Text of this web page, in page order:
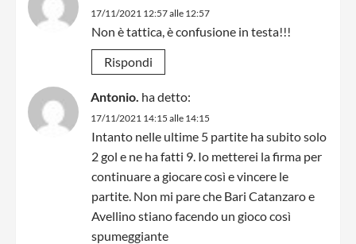
17/11/2021 12:57 alle 12:57
Non è tattica, è confusione in testa!!!
Rispondi
Antonio. ha detto:
17/11/2021 14:15 alle 14:15
Intanto nelle ultime 5 partite ha subito solo
2 gol e ne ha fatti 9. Io metterei la firma per
continuare a giocare così e vincere le
partite. Non mi pare che Bari Catanzaro e
Avellino stiano facendo un gioco così
spumeggiante